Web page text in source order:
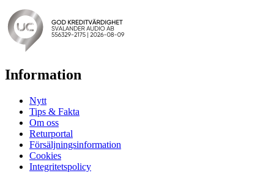
Information
Nytt
Tips & Fakta
Om oss
Returportal
Försäljningsinformation
Cookies
Integritetspolicy